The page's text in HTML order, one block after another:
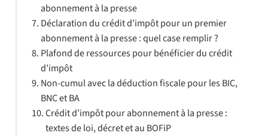
abonnement à la presse
Déclaration du crédit d’impôt pour un premier
abonnement à la presse : quel case remplir ?
Plafond de ressources pour bénéficier du crédit
d’impôt
Non-cumul avec la déduction fiscale pour les BIC,
BNC et BA
Crédit d’impôt pour abonnement à la presse :
textes de loi, décret et au BOFiP